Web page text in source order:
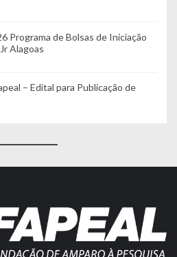
Programa de Bolsas de Iniciação
Alagoas
– Edital para Publicação de